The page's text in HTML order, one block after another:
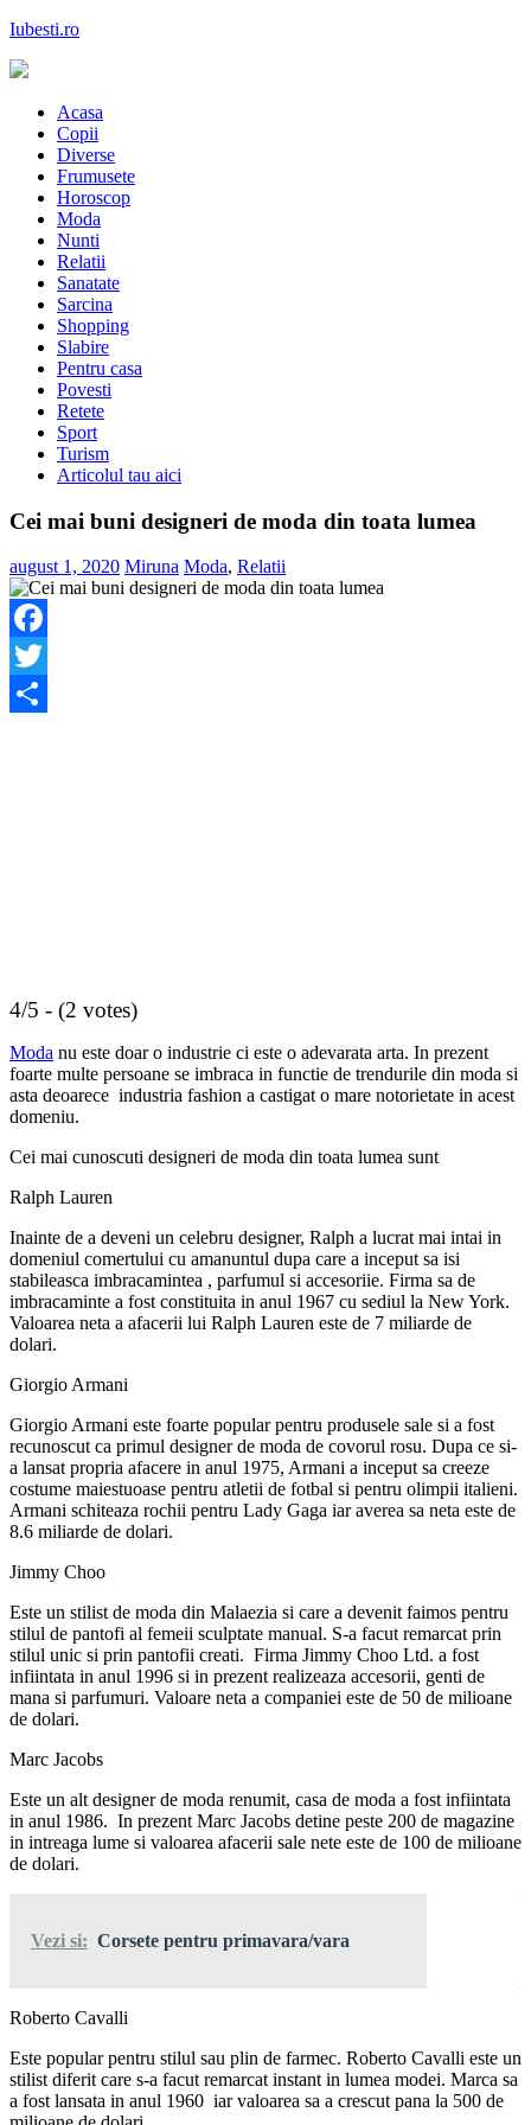
Skip
content
Iubesti.ro
astazi
Acasa
Copii
Diverse
Frumusete
Horoscop
Moda
Nunti
Relatii
Sanatate
Sarcina
Shopping
Slabire
Pentru casa
Povesti
Retete
Sport
Turism
Articolul tau aici
Cei mai buni designeri de moda din toata lumea
august 1, 2020 Miruna Moda, Relatii
Facebook
Twitter
4/5 - (2 votes)
Moda nu este doar o industrie ci este o adevarata arta. In prezent
foarte multe persoane se imbraca in functie de trendurile din moda si
asta deoarece industria fashion a castigat o mare notorietate in acest
domeniu.
Cei mai cunoscuti designeri de moda din toata lumea sunt
Ralph Lauren
Inainte de a deveni un celebru designer, Ralph a lucrat mai intai in
domeniul comertului cu amanuntul dupa care a inceput sa isi
stabileasca imbracamintea , parfumul si accesoriie. Firma sa de
imbracaminte a fost constituita in anul 1967 cu sediul la New York.
Valoarea neta a afacerii lui Ralph Lauren este de 7 miliarde de
dolari.
Giorgio Armani
Giorgio Armani este foarte popular pentru produsele sale si a fost
recunoscut ca primul designer de moda de covorul rosu. Dupa ce si-
a lansat propria afacere in anul 1975, Armani a inceput sa creeze
costume maiestuoase pentru atletii de fotbal si pentru olimpii italieni.
Armani schiteaza rochii pentru Lady Gaga iar averea sa neta este de
8.6 miliarde de dolari.
Jimmy Choo
Este un stilist de moda din Malaezia si care a devenit faimos pentru
stilul de pantofi al femeii sculptate manual. S-a facut remarcat prin
stilul unic si prin pantofii creati. Firma Jimmy Choo Ltd. a fost
infiintata in anul 1996 si in prezent realizeaza accesorii, genti de
mana si parfumuri. Valoare neta a companiei este de 50 de milioane
de dolari.
Marc Jacobs
Este un alt designer de moda renumit, casa de moda a fost infiintata
in anul 1986. In prezent Marc Jacobs detine peste 200 de magazine
in intreaga lume si valoarea afacerii sale nete este de 100 de milioane
de dolari.
Vezi si: Corsete pentru primavara/vara
Roberto Cavalli
Este popular pentru stilul sau plin de farmec. Roberto Cavalli este un
stilist diferit care s-a facut remarcat instant in lumea modei. Marca sa
a fost lansata in anul 1960 iar valoarea sa a crescut pana la 500 de